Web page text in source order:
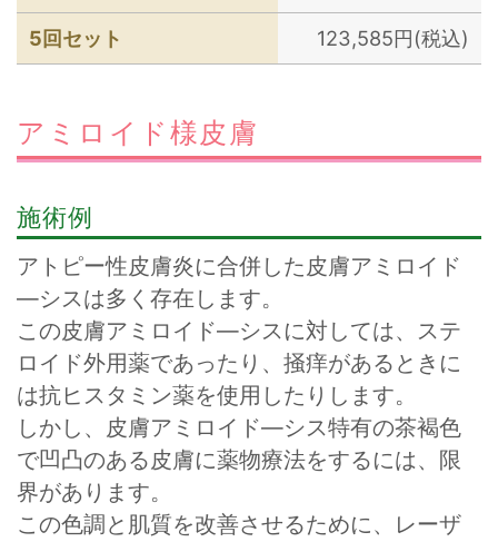
5回セット 123,585円(税込)
アミロイド様皮膚
施術例
アトピー性皮膚炎に合併した皮膚アミロイド
―シスは多く存在します。
この皮膚アミロイド―シスに対しては、ステ
ロイド外用薬であったり、掻痒があるときに
は抗ヒスタミン薬を使用したりします。
しかし、皮膚アミロイド―シス特有の茶褐色
で凹凸のある皮膚に薬物療法をするには、限
界があります。
この色調と肌質を改善させるために、レーザ